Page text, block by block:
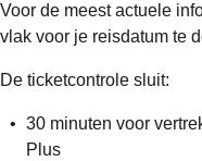
Voor de meest actuele
vlak voor je reisdatum te
De ticketcontrole sluit:
30 minuten voor
Plus